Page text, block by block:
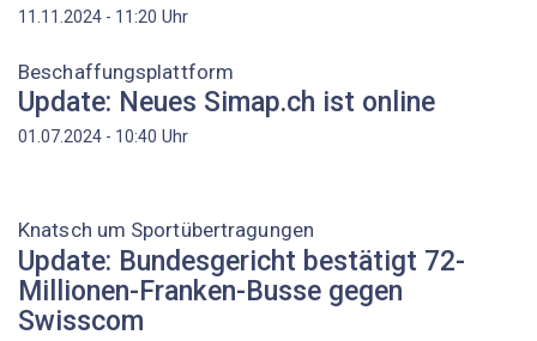
11.11.2024 - 11:20 Uhr
Beschaffungsplattform
Update: Neues Simap.ch ist online
01.07.2024 - 10:40 Uhr
Knatsch um Sportübertragungen
Update: Bundesgericht bestätigt 72-
Millionen-Franken-Busse gegen
Swisscom